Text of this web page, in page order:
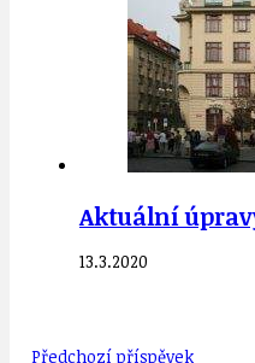
Aktuální
13.3.2020
Předchozí příspěvek